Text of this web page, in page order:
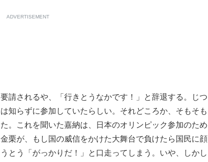
ADVERTISEMENT
請されるや、「行きとうなかです！」と辞退する。じつ
知らずに参加していたらしい。それどころか、そもそも
。これを聞いた嘉納は、日本のオリンピック参加のため
栗が、もし国の威信をかけた大舞台で負けたら国民に顔
とう「がっかりだ！」と口走ってしまう。いや、しかし